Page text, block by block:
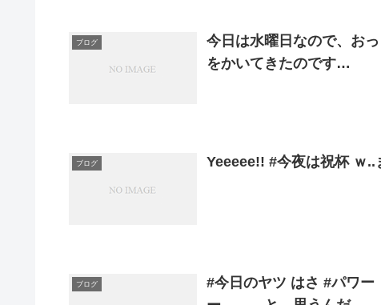
ブログ
今日は水曜日なので、お
をかいてきたのです…
ブログ Yeeeee!! #今夜は祝杯 ｗ
ブログ
#今日のヤツ はさ #パワ